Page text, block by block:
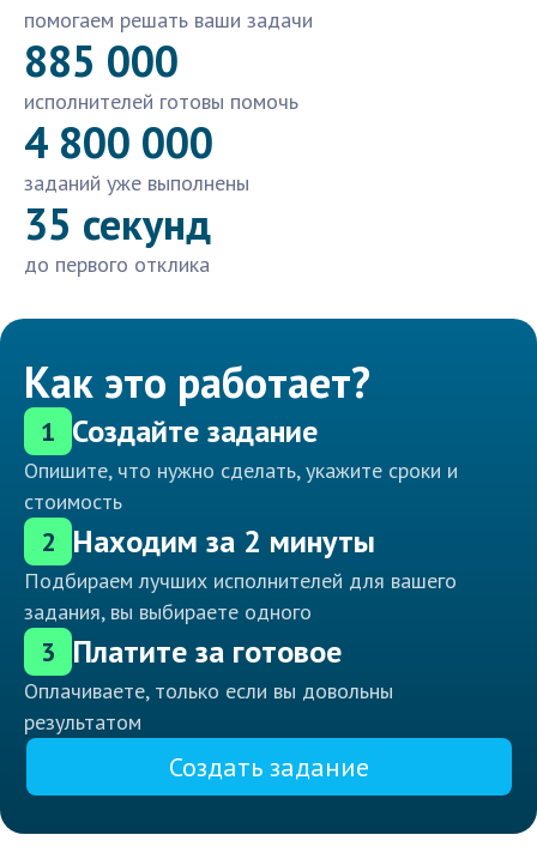
помогаем решать ваши задачи
885 000
исполнителей готовы помочь
4 800 000
заданий уже выполнены
35 секунд
до первого отклика
Как это работает?
1 Создайте задание
Опишите, что нужно сделать, укажите сроки и
стоимость
2 Находим за 2 минуты
Подбираем лучших исполнителей для вашего
задания, вы выбираете одного
3 Платите за готовое
Оплачиваете, только если вы довольны
результатом
Создать задание